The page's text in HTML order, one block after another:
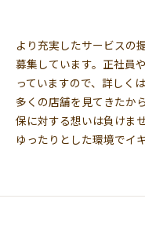
より充実したサービスの
募集しています。正社員
っていますので、詳しく
多くの店舗を見てきたか
保に対する想いは負けま
ゆったりとした環境でイ